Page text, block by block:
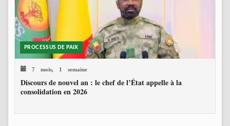
PROCESSUS DE PAIX
7 mois, 1 semaine
Discours de nouvel an : le chef de l’État appelle à la
consolidation en 2026